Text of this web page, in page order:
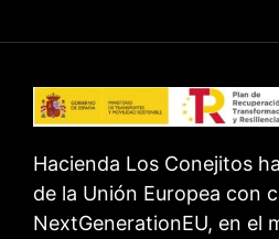
Hacienda Los Conejitos
de la Unión Europea con
NextGenerationEU, en el